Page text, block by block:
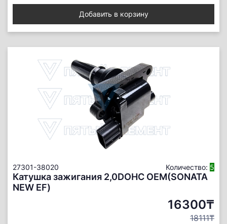
Добавить в корзину
27301-38020 Количество: 5
Катушка зажигания 2,0DOHC ОЕМ(SONATA
NEW EF)
16300₸
18111₸